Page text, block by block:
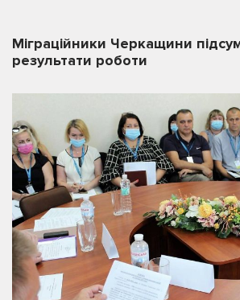
Міграційники Черкащини
результати роботи